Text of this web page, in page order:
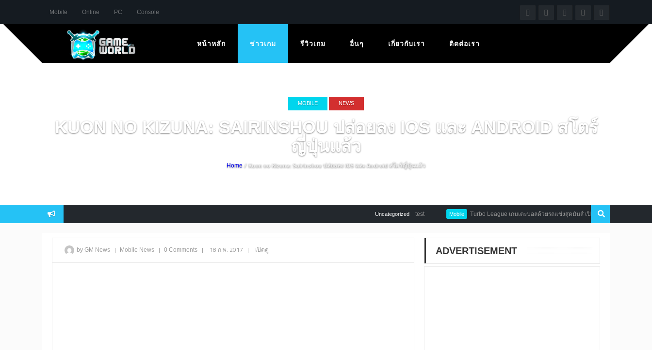
Mobile Online PC Console
หน้าหลัก ข่าวเกม รีวิวเกม อื่นๆ เกี่ยวกับเรา ติดต่อเรา
MOBILE NEWS
KUON NO KIZUNA: SAIRINSHOU ปล่อยลง IOS และ ANDROID สโตร์
ญี่ปุ่นแล้ว
Home / Kuon no Kizuna: Sairinshou ปล่อยลง iOS และ Android สโตร์ญี่ปุ่นแล้ว
Uncategorized test Turbo League เกมเตะบอลด้วยรถแข่งสุดมันส์ เปิดให้บริการแล้ว
by GM News | Mobile News | 0 Comments | 18 ก.พ. 2017 | เปิดดู ADVERTISEMENT